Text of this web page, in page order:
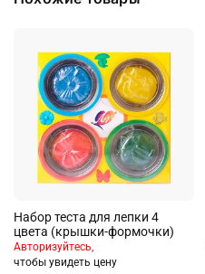
Набор теста для лепки 4
цвета (крышки-формочки)
Авторизуйтесь,
чтобы увидеть цену